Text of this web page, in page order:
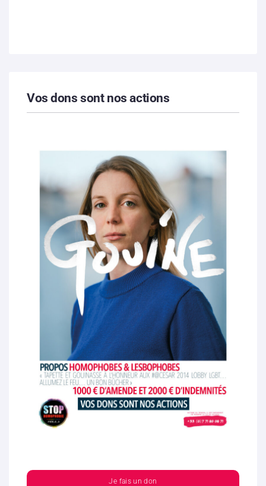
Vos dons sont nos actions
Je fais un don